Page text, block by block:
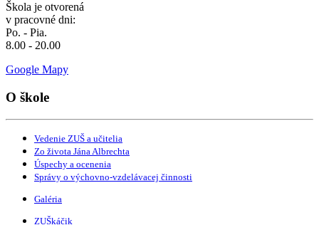
Škola je otvorená
v pracovné dni:
Po. - Pia.
8.00 - 20.00
Google Mapy
O škole
Vedenie ZUŠ a učitelia
Zo života Jána Albrechta
Úspechy a ocenenia
Správy o výchovno-vzdelávacej činnosti
Galéria
ZUŠkáčik